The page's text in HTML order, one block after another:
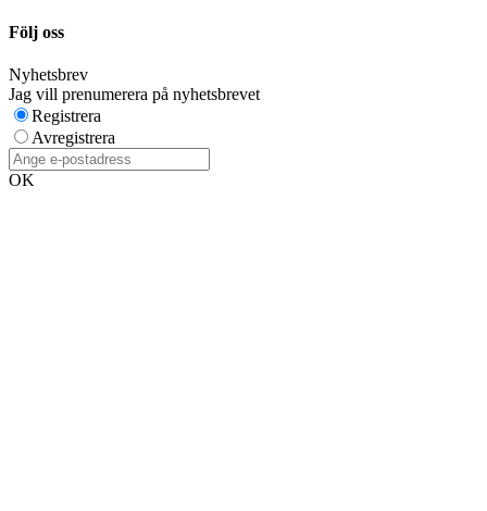
Följ oss
Nyhetsbrev
Jag vill prenumerera på nyhetsbrevet
Registrera
Avregistrera
OK